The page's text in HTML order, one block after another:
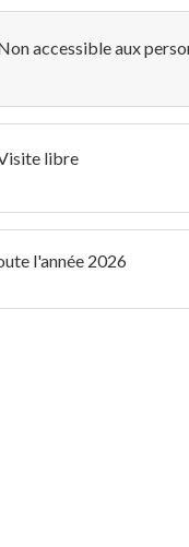
accessible aux
libre
l'année 2026